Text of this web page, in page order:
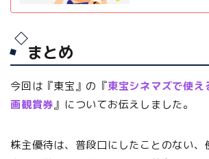
まとめ
今回は『東宝』の『東宝シネマズで使
画観賞券』についてお伝えしました。
株主優待は、普段口にしたことのない、